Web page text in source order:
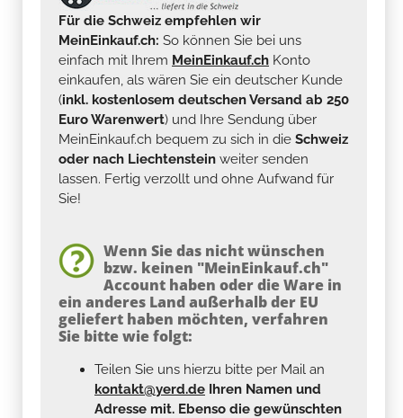
Für die Schweiz empfehlen wir
MeinEinkauf.ch: So können Sie bei uns
einfach mit Ihrem MeinEinkauf.ch Konto
einkaufen, als wären Sie ein deutscher Kunde
(inkl. kostenlosem deutschen Versand ab 250
Euro Warenwert) und Ihre Sendung über
MeinEinkauf.ch bequem zu sich in die Schweiz
oder nach Liechtenstein weiter senden
lassen. Fertig verzollt und ohne Aufwand für
Sie!
Wenn Sie das nicht wünschen
bzw. keinen "MeinEinkauf.ch"
Account haben oder die Ware in
ein anderes Land außerhalb der EU
geliefert haben möchten, verfahren
Sie bitte wie folgt:
Teilen Sie uns hierzu bitte per Mail an
kontakt@yerd.de Ihren Namen und
Adresse mit. Ebenso die gewünschten